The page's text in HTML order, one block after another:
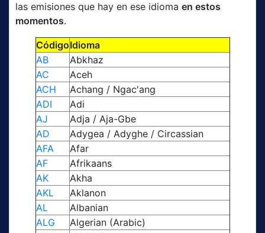
las emisiones que hay en ese idioma en estos
momentos.
CódigoIdioma
AB
Abkhaz
AC
Aceh
ACH
Achang / Ngac'ang
ADI
Adi
AJ
Adja / Aja-Gbe
AD
Adygea / Adyghe / Circassian
AFA
Afar
AF
Afrikaans
AK
Akha
AKL
Aklanon
AL
Albanian
ALG
Algerian (Arabic)